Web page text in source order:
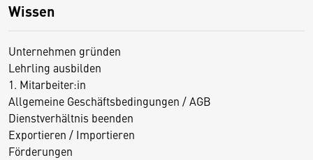
Wissen
Unternehmen gründen
Lehrling ausbilden
1. Mitarbeiter:in
Allgemeine Geschäftsbedingungen / AGB
Dienstverhältnis beenden
Exportieren / Importieren
Förderungen